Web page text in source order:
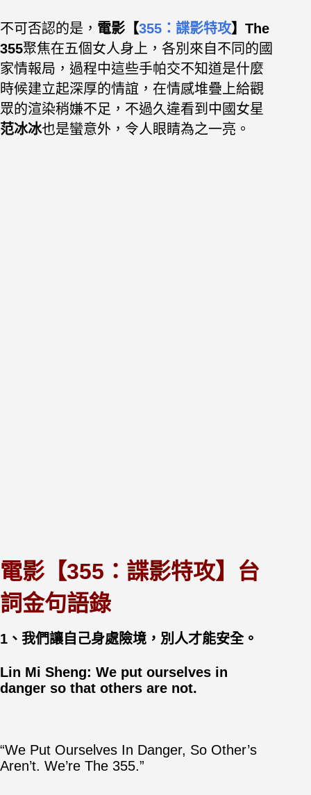
不可否認的是， 電影【355：諜影特攻】The
355聚焦在五個女人身上，各別來自不同的國
家情報局，過程中這些手帕交不知道是什麼
時候建立起深厚的情誼，在情感堆疊上給觀
眾的渲染稍嫌不足，不過久違看到中國女星
范冰冰也是蠻意外，令人眼睛為之一亮。
電影【355：諜影特攻】台
詞金句語錄
1、我們讓自己身處險境，別人才能安全。
Lin Mi Sheng: We put ourselves in
danger so that others are not.
“We Put Ourselves In Danger, So Other’s
Aren’t. We’re The 355.”